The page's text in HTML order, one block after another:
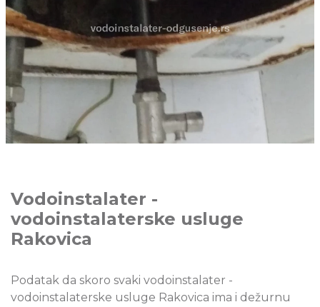
Vodoinstalater -
vodoinstalaterske usluge
Rakovica
Podatak da skoro svaki vodoinstalater -
vodoinstalaterske usluge Rakovica ima i dežurnu